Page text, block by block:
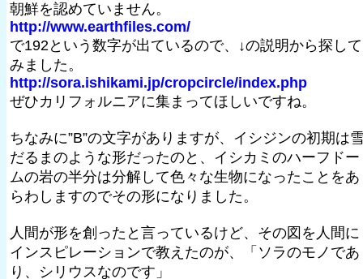
朝鮮を認めていません。
http://www.earthfiles.com/
で192という数字が出ているので、↓の説明から探して
みました。
http://sora.ishikami.jp/cropcircle/index.php
ぜひカリフォルニアに集まってほしいですね。
ちなみに”B”の文字がありますが、イシジンの初期は
だるまのような形だったのと、イシカミのハーフドー
ムの岩の半分は分解して色々な生物になったことをあ
らわしますのでその形になりました。
人間が形を創ったと言っているけど、その図を人間に
インスピレーションで教えたのが、「ソラのモノであ
り、シリウスなのです」